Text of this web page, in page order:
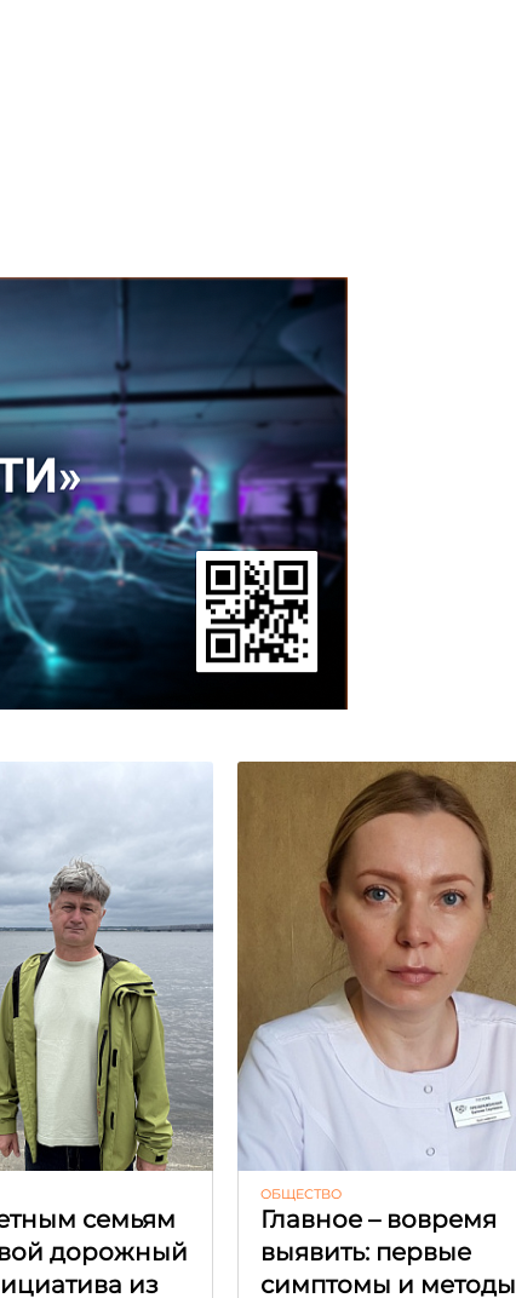
семьям
дорожный
из
ОБЩЕСТВО
Главное – вовремя
выявить: первые
симптомы и методы